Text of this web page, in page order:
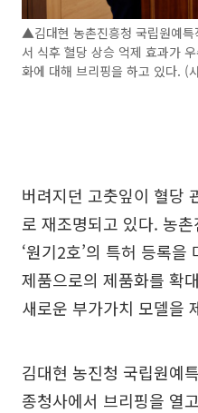
▲김대현 농촌진흥청 국립원예
서 식후 혈당 상승 억제 효과가
화에 대해 브리핑을 하고 있다. (
버려지던 고춧잎이 혈당
로 재조명되고 있다. 농
‘원기2호’의 특허 등록을
제품으로의 제품화를 확
새로운 부가가치 모델을
김대현 농진청 국립원예
종청사에서 브리핑을 열